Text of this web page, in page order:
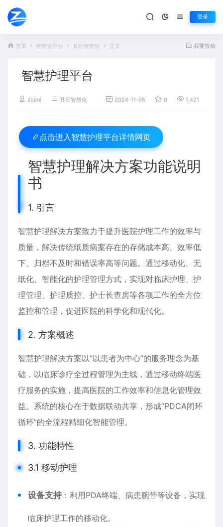
登录
首页 智慧化平台 其它智慧化 正文 我要投稿
智慧护理平台
zbeol 其它智慧化 2024-11-05 0 1,421
点击进入 智慧护理平台详情网页
智慧护理解决方案功能说明
书
1. 引言
智慧护理解决方案致力于提升医院护理工作的效率与
质量，解决传统纸质病案存在的存储成本高、效率低
下、归档不及时和错误率高等问题。通过移动化、无
纸化、智能化的护理管理方式，实现对临床护理、护
理管理、护理质控、护士长查房等各项工作的全方位
监控和管理，促进医院的科学化和现代化。
2. 方案概述
智慧护理解决方案以“以患者为中心”的服务理念为基
础，以临床诊疗全过程管理为主线，通过移动终端医
疗服务的实施，提高医院的工作效率和信息化管理效
益。系统的核心在于数据联动共享，形成“PDCA闭环
循环”的全流程精细化智能管理。
3. 功能特性
3.1 移动护理
设备支持 ：利用PDA终端、病患腕带等设备，实现
临床护理工作的移动化。